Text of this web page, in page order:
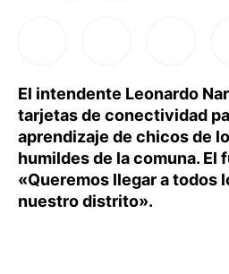
El intendente Leonardo
tarjetas de conectividad
aprendizaje de chicos de
humildes de la comuna. El
«Queremos llegar a todos
nuestro distrito».